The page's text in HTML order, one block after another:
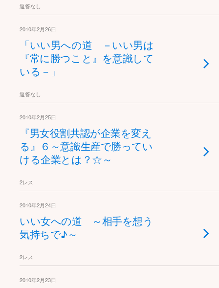
返答なし
2010年2月26日
「いい男への道 －いい男は
『常に勝つこと』を意識して
いる－」
返答なし
2010年2月25日
『男女役割共認が企業を変え
る』６～意識生産で勝ってい
ける企業とは？☆～
2レス
2010年2月24日
いい女への道 ～相手を想う
気持ちで♪～
2レス
2010年2月23日